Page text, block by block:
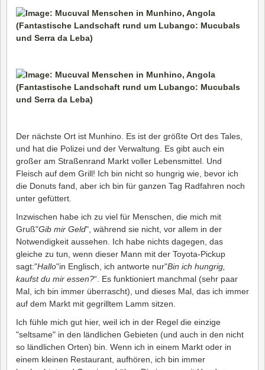
Der nächste Ort ist Munhino. Es ist der größte Ort des Tales,
und hat die Polizei und der Verwaltung. Es gibt auch ein
großer am Straßenrand Markt voller Lebensmittel. Und
Fleisch auf dem Grill! Ich bin nicht so hungrig wie, bevor ich
die Donuts fand, aber ich bin für ganzen Tag Radfahren noch
unter gefüttert.
Inzwischen habe ich zu viel für Menschen, die mich mit
Gruß"Gib mir Geld", während sie nicht, vor allem in der
Notwendigkeit aussehen. Ich habe nichts dagegen, das
gleiche zu tun, wenn dieser Mann mit der Toyota-Pickup
sagt:"Hallo"in Englisch, ich antworte nur"Bin ich hungrig,
kaufst du mir essen?“. Es funktioniert manchmal (sehr paar
Mal, ich bin immer überrascht), und dieses Mal, das ich immer
auf dem Markt mit gegrilltem Lamm sitzen.
Ich fühle mich gut hier, weil ich in der Regel die einzige
"seltsame" in den ländlichen Gebieten (und auch in den nicht
so ländlichen Orten) bin. Wenn ich in einem Markt oder in
einem kleinen Restaurant, aufhören, ich bin immer